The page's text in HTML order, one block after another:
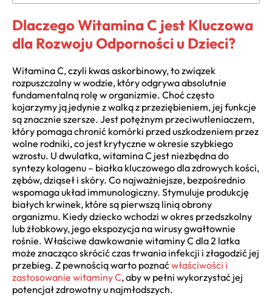
Dlaczego Witamina C jest Kluczowa
dla Rozwoju Odporności u Dzieci?
Witamina C, czyli kwas askorbinowy, to związek
rozpuszczalny w wodzie, który odgrywa absolutnie
fundamentalną rolę w organizmie. Choć często
kojarzymy ją jedynie z walką z przeziębieniem, jej funkcje
są znacznie szersze. Jest potężnym przeciwutleniaczem,
który pomaga chronić komórki przed uszkodzeniem przez
wolne rodniki, co jest krytyczne w okresie szybkiego
wzrostu. U dwulatka, witamina C jest niezbędna do
syntezy kolagenu – białka kluczowego dla zdrowych kości,
zębów, dziąseł i skóry. Co najważniejsze, bezpośrednio
wspomaga układ immunologiczny. Stymuluje produkcję
białych krwinek, które są pierwszą linią obrony
organizmu. Kiedy dziecko wchodzi w okres przedszkolny
lub żłobkowy, jego ekspozycja na wirusy gwałtownie
rośnie. Właściwe dawkowanie witaminy C dla 2 latka
może znacząco skrócić czas trwania infekcji i złagodzić jej
przebieg. Z pewnością warto poznaćwłaściwości i
zastosowanie witaminy C, aby w pełni wykorzystać jej
potencjał zdrowotny u najmłodszych.